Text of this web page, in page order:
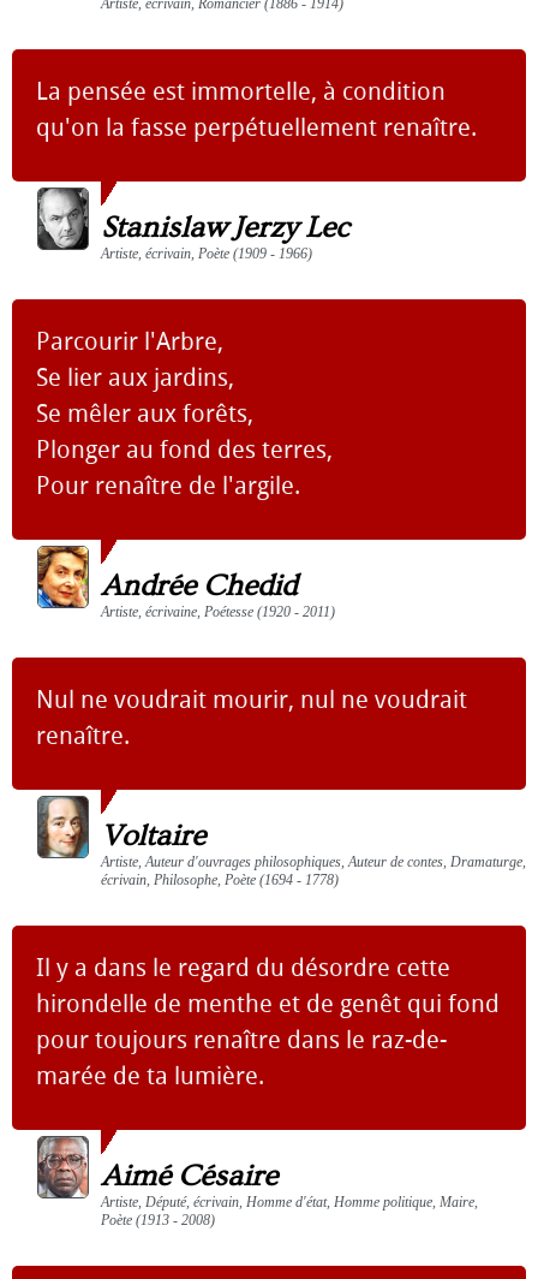
Artiste, écrivain, Romancier (1886 - 1914)
La pensée est immortelle, à condition
qu'on la fasse perpétuellement renaître.
Stanislaw Jerzy Lec
Artiste, écrivain, Poète (1909 - 1966)
Parcourir l'Arbre,
Se lier aux jardins,
Se mêler aux forêts,
Plonger au fond des terres,
Pour renaître de l'argile.
Andrée Chedid
Artiste, écrivaine, Poétesse (1920 - 2011)
Nul ne voudrait mourir, nul ne voudrait
renaître.
Voltaire
Artiste, Auteur d'ouvrages philosophiques, Auteur de contes, Dramaturge,
écrivain, Philosophe, Poète (1694 - 1778)
Il y a dans le regard du désordre cette
hirondelle de menthe et de genêt qui fond
pour toujours renaître dans le raz-de-
marée de ta lumière.
Aimé Césaire
Artiste, Député, écrivain, Homme d'état, Homme politique, Maire,
Poète (1913 - 2008)